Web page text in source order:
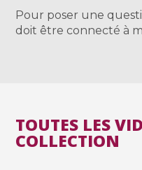
Pour poser une
doit être connecté à
TOUTES LES
COLLECTION